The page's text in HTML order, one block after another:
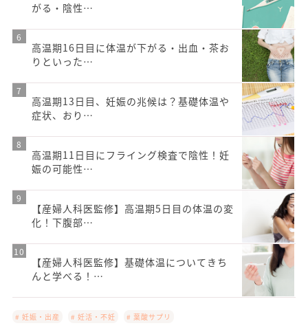
がる・陰性…
高温期16日目に体温が下がる・出血・茶お
りといった…
高温期13日目、妊娠の兆候は？基礎体温や
症状、おり…
高温期11日目にフライング検査で陰性！妊
娠の可能性…
【産婦人科医監修】高温期5日目の体温の変
化！下腹部…
【産婦人科医監修】基礎体温についてきち
んと学べる！…
# 妊娠・出産 # 妊活・不妊 # 葉酸サプリ